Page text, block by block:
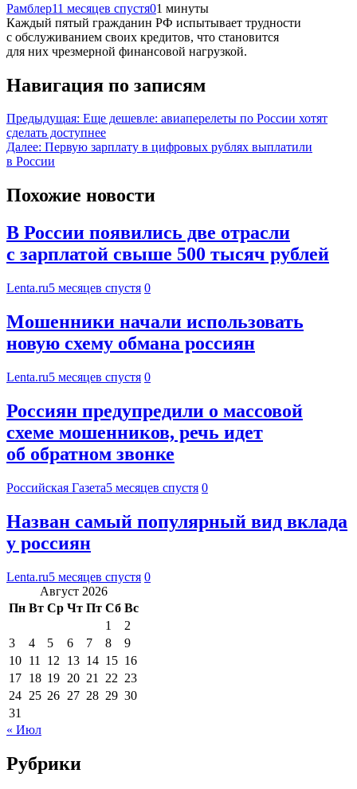
Рамблер11 месяцев спустя01 минуты
Каждый пятый гражданин РФ испытывает трудности
с обслуживанием своих кредитов, что становится
для них чрезмерной финансовой нагрузкой.
Навигация по записям
Предыдущая: Еще дешевле: авиаперелеты по России хотят
сделать доступнее
Далее: Первую зарплату в цифровых рублях выплатили
в России
Похожие новости
В России появились две отрасли
с зарплатой свыше 500 тысяч рублей
Lenta.ru5 месяцев спустя 0
Мошенники начали использовать
новую схему обмана россиян
Lenta.ru5 месяцев спустя 0
Россиян предупредили о массовой
схеме мошенников, речь идет
об обратном звонке
Российская Газета5 месяцев спустя 0
Назван самый популярный вид вклада
у россиян
Lenta.ru5 месяцев спустя 0
Август 2026
Пн Вт Ср Чт Пт Сб Вс
1
2
3
4 5 6 7 8
9
10 11 12 13 14 15 16
17 18 19 20 21 22 23
24 25 26 27 28 29 30
31
« Июл
Рубрики